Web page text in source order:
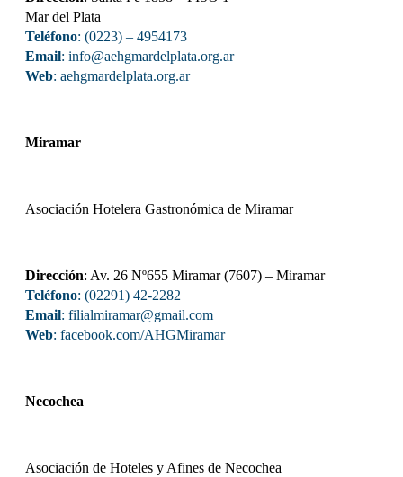
Mar del Plata
Teléfono: (0223) – 4954173
Email: info@aehgmardelplata.org.ar
Web: aehgmardelplata.org.ar
Miramar
Asociación Hotelera Gastronómica de Miramar
Dirección: Av. 26 Nº655 Miramar (7607) – Miramar
Teléfono: (02291) 42-2282
Email: filialmiramar@gmail.com
Web: facebook.com/AHGMiramar
Necochea
Asociación de Hoteles y Afines de Necochea